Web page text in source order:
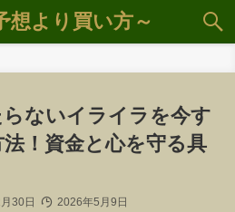
想より買い方～
ないイライラを今す
法！資金と心を守る具
30日 2026年5月9日